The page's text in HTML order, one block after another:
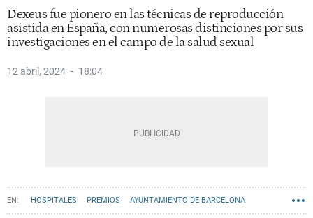
Dexeus fue pionero en las técnicas de reproducción
asistida en España, con numerosas distinciones por sus
investigaciones en el campo de la salud sexual
12 abril, 2024 18:04
HOSPITALES PREMIOS AYUNTAMIENTO DE BARCELONA